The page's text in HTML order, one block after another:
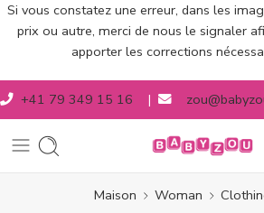
Si vous constatez une erreur, dans les
prix ou autre, merci de nous le signaler
apporter les corrections
+41 79 349 15 16 |
Maison Woman